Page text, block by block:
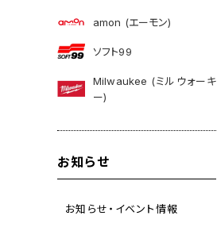
amon (エーモン)
ソフト99
Milwaukee (ミルウォーキ
ー)
お知らせ
お知らせ・イベント情報